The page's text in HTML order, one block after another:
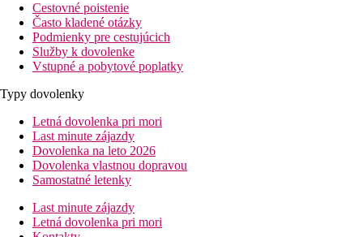
Dvojlôžková izba: kúpeľňa/WC (sprcha), klimatizácia
(zdarma), minichladnička, TV, trezor (zdarma), balkón alebo
terasa.
Informácie o hoteli
Nočný život a nakupovanie v Agios Nikitas.
Stravovanie
Polpenzia
Raňajky a večere formou bufetu
Popis pláže
Piesočná pláž s okruhliakmi cca 500 m, lehátka a slnečníky za
poplatok.
Cestovné poistenie
Často kladené otázky
Podmienky pre cestujúcich
Služby k dovolenke
Vstupné a pobytové poplatky
Typy dovolenky
Letná dovolenka pri mori
Last minute zájazdy
Dovolenka na leto 2026
Dovolenka vlastnou dopravou
Samostatné letenky
Last minute zájazdy
Letná dovolenka pri mori